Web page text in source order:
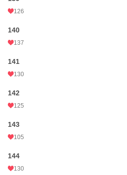
126
140
137
141
130
142
125
143
105
144
130